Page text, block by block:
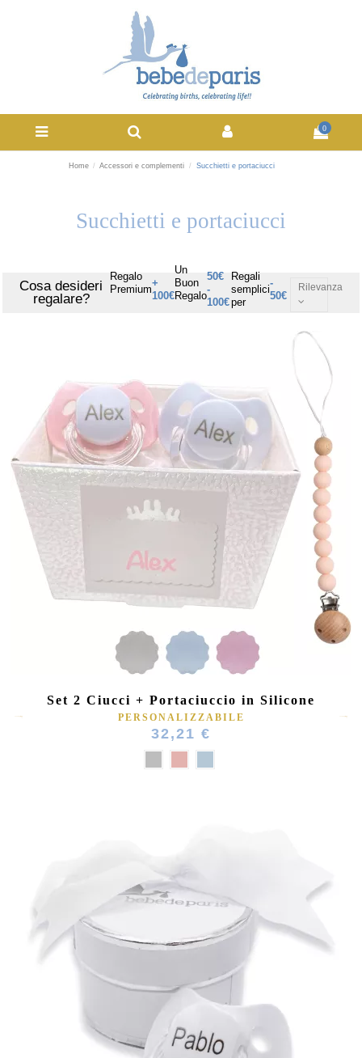
0
Home Accessori e complementi Succhietti e portaciucci
Succhietti e portaciucci
Cosa desideri
regalare?
Regalo
Premium
+
100€
Un
Buon
Regalo
50€
-
100€
Regali
semplici
per
-
50€
Rilevanza
Set 2 Ciucci + Portaciuccio in Silicone
PERSONALIZZABILE
32,21 €